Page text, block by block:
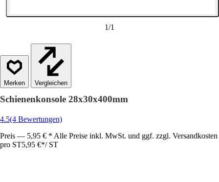
1/1
Vergleichen
Schienenkonsole 28x30x400mm
4.5(4 Bewertungen)
Preis — 5,95 € * Alle Preise inkl. MwSt. und ggf. zzgl. Versandkosten
pro ST5,95 €*/ ST